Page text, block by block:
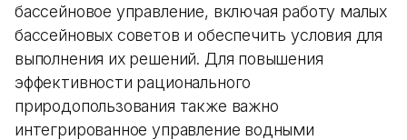
бассейновое управление, включая работу малых
бассейновых советов и обеспечить условия для
выполнения их решений. Для повышения
эффективности рационального
природопользования также важно
интегрированное управление водными